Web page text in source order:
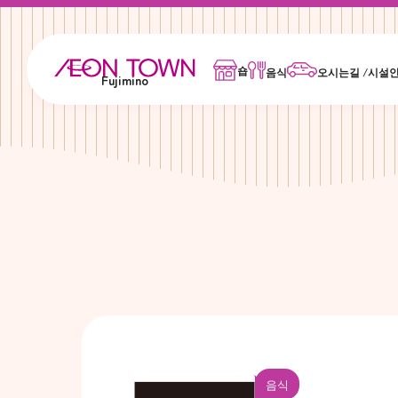
Fujimino
숍 음식 오시는길 /시설
음식